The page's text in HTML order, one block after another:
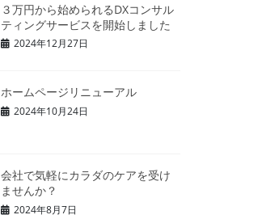
３万円から始められるDXコンサル
ティングサービスを開始しました
2024年12月27日
ホームページリニューアル
2024年10月24日
会社で気軽にカラダのケアを受け
ませんか？
2024年8月7日